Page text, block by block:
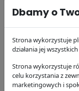
Donaldson
193 zł
Dbamy o
Strona wykorzystuje
działania jej
Strona wykorzystuje
celu korzystania z
marketingowych i